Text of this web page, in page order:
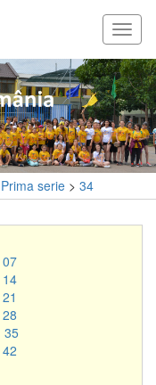
Prima serie > 34
07
14
21
28
35
42